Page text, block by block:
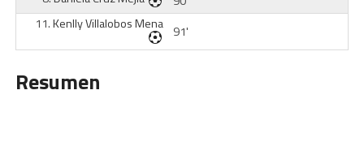
11.Kenlly Villalobos Mena 91'
Resumen